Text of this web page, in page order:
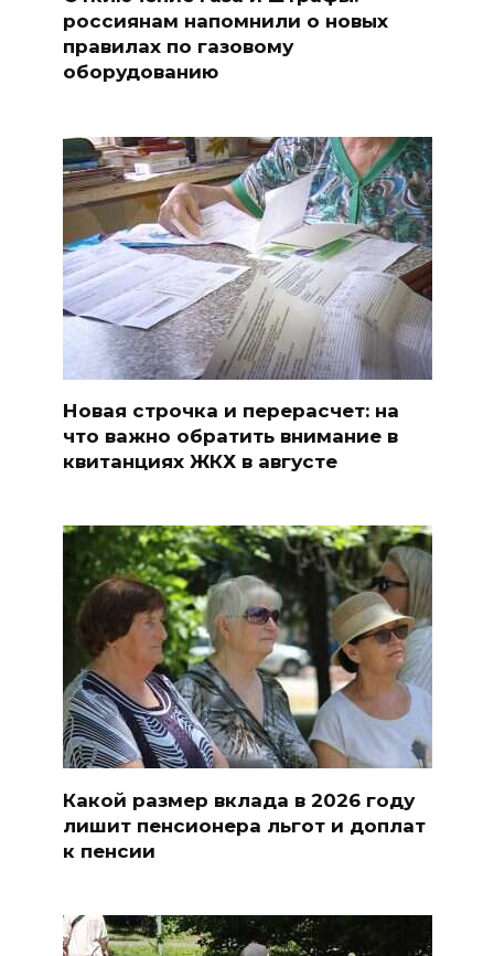
россиянам напомнили о новых
правилах по газовому
оборудованию
Новая строчка и перерасчет: на
что важно обратить внимание в
квитанциях ЖКХ в августе
Какой размер вклада в 2026 году
лишит пенсионера льгот и доплат
к пенсии